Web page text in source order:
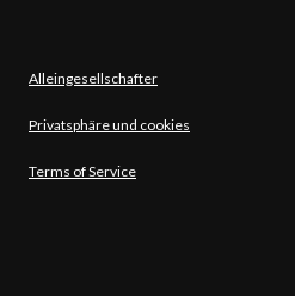
Alleingesellschafter
Privatsphäre und cookies
Terms of Service